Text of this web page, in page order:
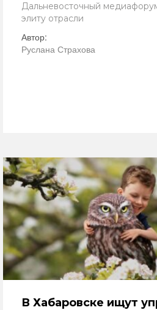
Дальневосточный
элиту отрасли
Автор:
Руслана Страхова
В Хабаровске ищут